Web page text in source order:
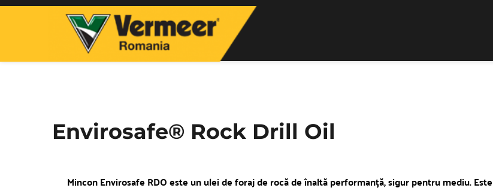
Envirosafe® Rock Drill Oil
Mincon Envirosafe RDO este un ulei de foraj de rocă de înaltă performanță, sigur pentru mediu. Este